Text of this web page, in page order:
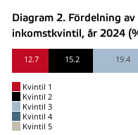
Diagram 2. Fördelning
inkomstkvintil, år 2024
12.7 15.2 19.4
Kvintil 1
Kvintil 2
Kvintil 3
Kvintil 4
Kvintil 5